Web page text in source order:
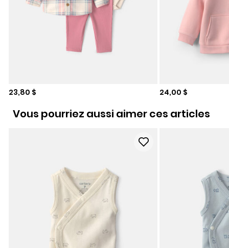
Prix de solde
23,80 $ Prix de solde
24,00 $
Vous pourriez aussi aimer ces articles